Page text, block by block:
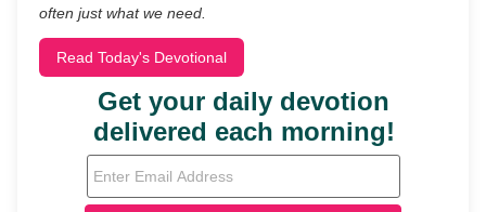
often just what we need.
Read Today's Devotional